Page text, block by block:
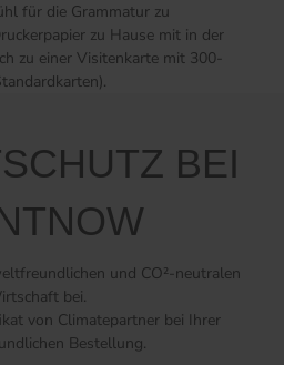
für die Grammatur zu
zu Hause mit in der
zu einer Visitenkarte mit 300-
BEI
und CO²-neutralen
bei.
von Climatepartner bei Ihrer
Bestellung.